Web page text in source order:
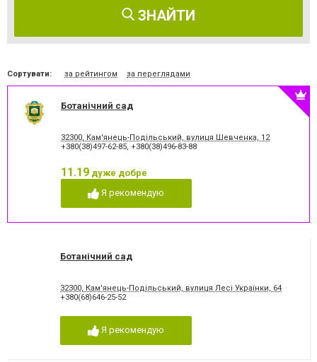
ЗНАЙТИ
Сортувати: за рейтингом за переглядами
Ботанічний сад
32300, Кам'янець-Подільський, вулиця Шевченка, 12
+380(38)497-62-85, +380(38)496-83-88
11.19 дуже добре
Я рекомендую
Ботанічний сад
32300, Кам'янець-Подільський, вулиця Лесі Українки, 64
+380(68)646-25-52
Я рекомендую